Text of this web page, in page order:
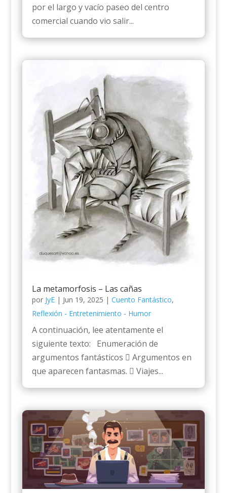
por el largo y vacío paseo del centro
comercial cuando vio salir...
La metamorfosis – Las cañas
por JyE| Jun 19, 2025 | Cuento Fantástico,
Reflexión - Entretenimiento - Humor
A continuación, lee atentamente el
siguiente texto: Enumeración de
argumentos fantásticos  Argumentos en
que aparecen fantasmas.  Viajes...